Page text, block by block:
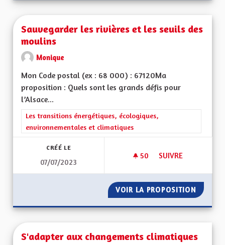
Sauvegarder les rivières et les seuils des
moulins
Monique
Mon Code postal (ex : 68 000) : 67120Ma
proposition : Quels sont les grands défis pour
l’Alsace...
Filtrer les résultats de la catégorie : Les transitions
Les transitions énergétiques, écologiques,
environnementales et climatiques
CRÉÉ LE
07/07/2023
50 50 ABONNÉS
SUIVRE
VOIR LA PROPOSITION
S'adapter aux changements climatiques